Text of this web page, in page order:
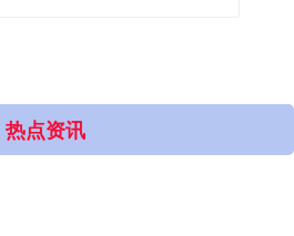
热点资讯